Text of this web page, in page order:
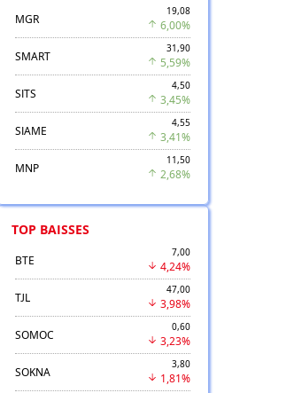
MGR
19,08
6,00%
SMART
31,90
5,59%
SITS
4,50
3,45%
SIAME
4,55
3,41%
MNP
11,50
2,68%
TOP BAISSES
BTE
7,00
4,24%
TJL
47,00
3,98%
SOMOC
0,60
3,23%
SOKNA
3,80
1,81%